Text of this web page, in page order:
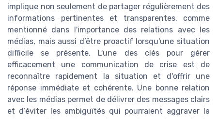
implique non seulement de partager régulièrement des
informations pertinentes et transparentes, comme
mentionné dans l'importance des relations avec les
médias, mais aussi d’être proactif lorsqu'une situation
difficile se présente. L'une des clés pour gérer
efficacement une communication de crise est de
reconnaître rapidement la situation et d'offrir une
réponse immédiate et cohérente. Une bonne relation
avec les médias permet de délivrer des messages clairs
et d’éviter les ambiguïtés qui pourraient aggraver la